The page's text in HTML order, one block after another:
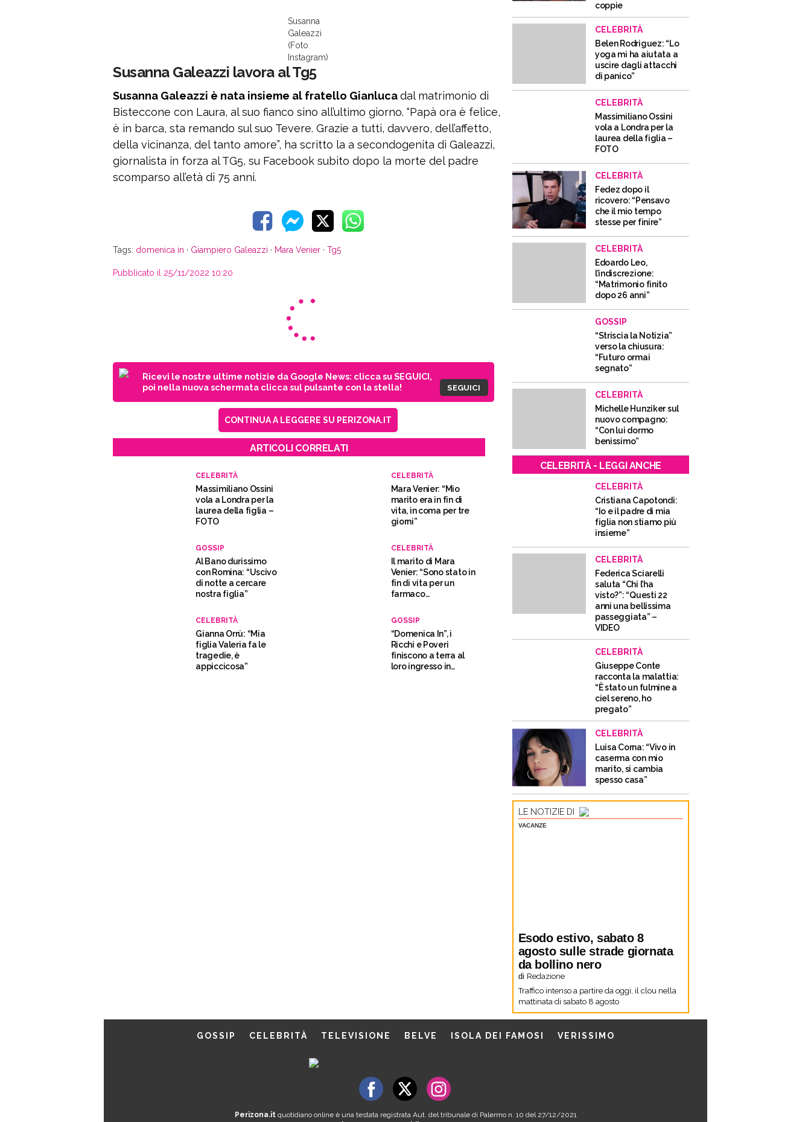
Susanna
Galeazzi
(Foto
Instagram)
Susanna Galeazzi lavora al Tg5
Susanna Galeazzi è nata insieme al fratello Gianlucadal matrimonio di
Bisteccone con Laura, al suo fianco sino all’ultimo giorno. “Papà ora è felice,
è in barca, sta remando sul suo Tevere. Grazie a tutti, davvero, dell’affetto,
della vicinanza, del tanto amore”, ha scritto la a secondogenita di Galeazzi,
giornalista in forza al TG5, su Facebook subito dopo la morte del padre
scomparso all’età di 75 anni.
Tags: domenica in · Giampiero Galeazzi · Mara Venier · Tg5
Pubblicato il 25/11/2022 10:20
Ricevi le nostre ultime notizie da Google News: clicca su SEGUICI,
poi nella nuova schermata clicca sul pulsante con la stella!
SEGUICI
CONTINUA A LEGGERE SU PERIZONA.IT
ARTICOLI CORRELATI
CELEBRITÀ
Massimiliano Ossini
vola a Londra per la
laurea della figlia –
FOTO
CELEBRITÀ
Mara Venier: “Mio
marito era in fin di
vita, in coma per tre
giorni”
GOSSIP
Al Bano durissimo
con Romina: “Uscivo
di notte a cercare
nostra figlia”
CELEBRITÀ
Il marito di Mara
Venier: “Sono stato in
fin di vita per un
farmaco
CELEBRITÀ
Gianna Orrù: “Mia
figlia Valeria fa le
tragedie, è
appiccicosa”
GOSSIP
“Domenica In”, i
Ricchi e Poveri
finiscono a terra al
loro ingresso in
coppie
CELEBRITÀ
Belen Rodriguez: “Lo
yoga mi ha aiutata a
uscire dagli attacchi
di panico”
CELEBRITÀ
Massimiliano Ossini
vola a Londra per la
laurea della figlia –
FOTO
CELEBRITÀ
Fedez dopo il
ricovero: “Pensavo
che il mio tempo
stesse per finire”
CELEBRITÀ
Edoardo Leo,
l’indiscrezione:
“Matrimonio finito
dopo 26 anni”
GOSSIP
“Striscia la Notizia”
verso la chiusura:
“Futuro ormai
segnato”
CELEBRITÀ
Michelle Hunziker sul
nuovo compagno:
“Con lui dormo
benissimo”
CELEBRITÀ - LEGGI ANCHE
CELEBRITÀ
Cristiana Capotondi:
“Io e il padre di mia
figlia non stiamo più
insieme”
CELEBRITÀ
Federica Sciarelli
saluta “Chi l’ha
visto?”: “Questi 22
anni una bellissima
passeggiata” –
VIDEO
CELEBRITÀ
Giuseppe Conte
racconta la malattia:
“È stato un fulmine a
ciel sereno, ho
pregato”
CELEBRITÀ
Luisa Corna: “Vivo in
caserma con mio
marito, si cambia
spesso casa”
LE NOTIZIE DI
VACANZE
Esodo estivo, sabato 8
agosto sulle strade giornata
da bollino nero
di Redazione
Traffico intenso a partire da oggi, il clou nella
mattinata di sabato 8 agosto
GOSSIP CELEBRITÀ TELEVISIONE BELVE ISOLA DEI FAMOSI VERISSIMO
Perizona.itquotidiano online è una testata registrata Aut. del tribunale di Palermo n. 10 del 27/12/2021